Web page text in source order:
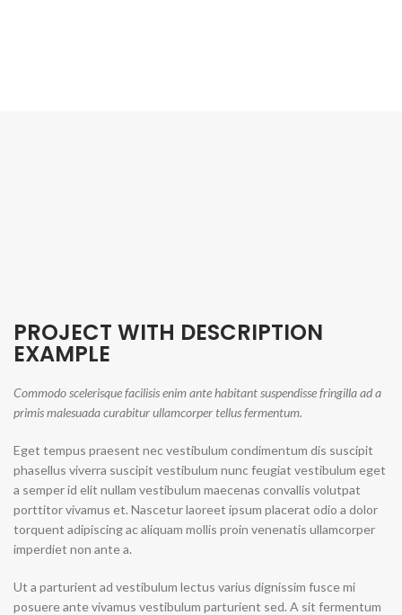
PROJECT WITH DESCRIPTION
EXAMPLE
Commodo scelerisque facilisis enim ante habitant suspendisse fringilla ad a
primis malesuada curabitur ullamcorper tellus fermentum.
Eget tempus praesent nec vestibulum condimentum dis suscipit
phasellus viverra suscipit vestibulum nunc feugiat vestibulum eget
a semper id elit nullam vestibulum maecenas convallis volutpat
porttitor vivamus et. Nascetur laoreet ipsum placerat odio a dolor
torquent adipiscing ac aliquam mollis proin venenatis ullamcorper
imperdiet non ante a.
Ut a parturient ad vestibulum lectus varius dignissim fusce mi
posuere ante vivamus vestibulum parturient sed. A sit fermentum